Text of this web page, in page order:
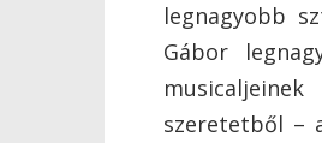
legnagyobb
Gábor
szeretetből –